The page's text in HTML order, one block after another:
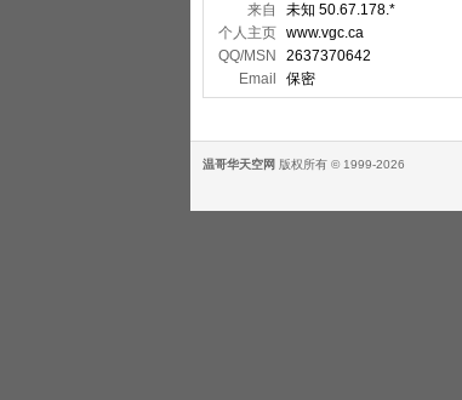
来自
未知 50.67.178.*
个人主页 www.vgc.ca
QQ/MSN
2637370642
Email
保密
温哥华天空网 版权所有 © 1999-2026